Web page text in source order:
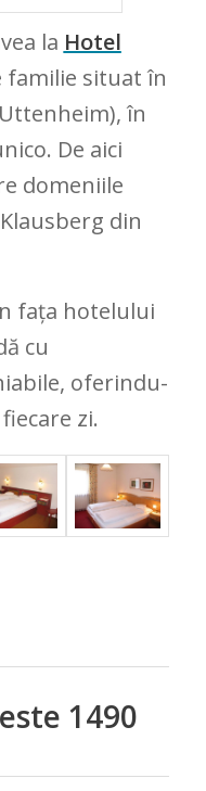
la Hotel
familie situat în
în
De aici
domeniile
din
fața hotelului
cu
oferindu-
zi.
1490